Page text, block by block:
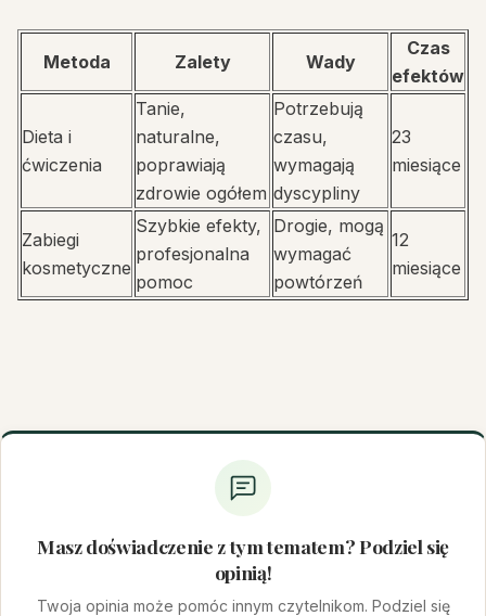
Metoda Zalety Wady
Czas
efektów
Dieta i
ćwiczenia
Tanie,
naturalne,
poprawiają
zdrowie ogółem
Potrzebują
czasu,
wymagają
dyscypliny
23
miesiące
Zabiegi
kosmetyczne
Szybkie efekty,
profesjonalna
pomoc
Drogie, mogą
wymagać
powtórzeń
12
miesiące
Masz doświadczenie z tym tematem? Podziel się
opinią!
Twoja opinia może pomóc innym czytelnikom. Podziel się